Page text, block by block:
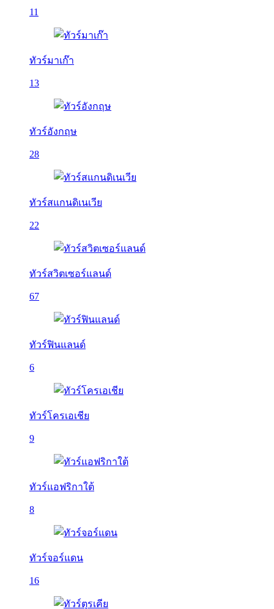
11
ทัวร์มาเก๊า
13
ทัวร์อังกฤษ
28
ทัวร์สแกนดิเนเวีย
22
ทัวร์สวิตเซอร์แลนด์
67
ทัวร์ฟินแลนด์
6
ทัวร์โครเอเชีย
9
ทัวร์แอฟริกาใต้
8
ทัวร์จอร์แดน
16